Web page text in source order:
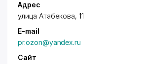
Адрес
улица Атабекова, 11
E-mail
pr.ozon@yandex.ru
Сайт